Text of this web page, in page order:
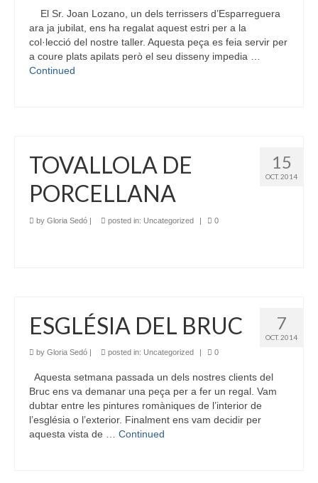
El Sr. Joan Lozano, un dels terrissers d’Esparreguera
ara ja jubilat, ens ha regalat aquest estri per a la
col·lecció del nostre taller. Aquesta peça es feia servir per
a coure plats apilats però el seu disseny impedia …
Continued
15
OCT. 2014
TOVALLOLA DE
PORCELLANA
by Gloria Sedó | posted in: Uncategorized | 0
7
OCT. 2014
ESGLÉSIA DEL BRUC
by Gloria Sedó | posted in: Uncategorized | 0
Aquesta setmana passada un dels nostres clients del
Bruc ens va demanar una peça per a fer un regal. Vam
dubtar entre les pintures romàniques de l’interior de
l’església o l’exterior. Finalment ens vam decidir per
aquesta vista de … Continued